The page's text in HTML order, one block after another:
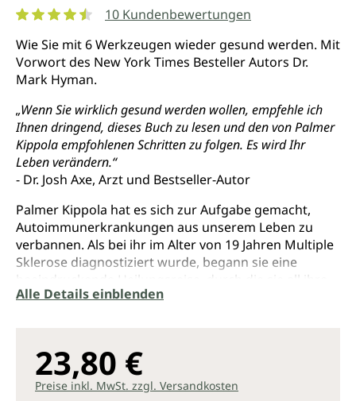
10 Kundenbewertungen
Wie Sie mit 6 Werkzeugen wieder gesund werden. Mit
Vorwort des New York Times Besteller Autors Dr.
Mark Hyman.
„Wenn Sie wirklich gesund werden wollen, empfehle ich
Ihnen dringend, dieses Buch zu lesen und den von Palmer
Kippola empfohlenen Schritten zu folgen. Es wird Ihr
Leben verändern.“
- Dr. Josh Axe, Arzt und Bestseller-Autor
Palmer Kippola hat es sich zur Aufgabe gemacht,
Autoimmunerkrankungen aus unserem Leben zu
verbannen. Als bei ihr im Alter von 19 Jahren Multiple
Sklerose diagnostiziert wurde, begann sie eine
beeindruckende Heilungsreise, durch die sie all ihre
Krankheitssymptome auflösen konnte. Das in diesem
Beschwerden befreien können. Untermauert werden
ihre bahnbrechenden Erkenntnisse dabei von
führenden medizinischen Experten und Therapeuten,
Alle Details einblenden
23,80 €
Preise inkl. MwSt. zzgl. Versandkosten